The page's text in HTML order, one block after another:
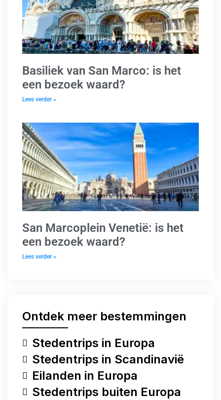
Basiliek van San Marco: is het
een bezoek waard?
Lees verder »
San Marcoplein Venetië: is het
een bezoek waard?
Lees verder »
Ontdek meer bestemmingen
Stedentrips in Europa
Stedentrips in Scandinavië
Eilanden in Europa
Stedentrips buiten Europa